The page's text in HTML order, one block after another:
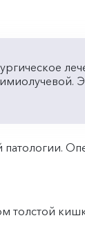
патологии.
толстой